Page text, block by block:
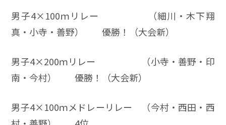
男子4×100ｍリレー （細川・木下翔
真・小寺・善野） 優勝！（大会新）
男子4×200ｍリレー （小寺・善野・印
南・今村） 優勝！（大会新）
男子4×100ｍメドレーリレー （今村・西田・西